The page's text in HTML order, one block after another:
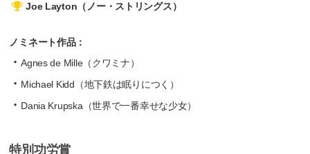
Joe Layton（ノー・ストリングス）
ノミネート作品：
Agnes de Mille（クワミナ）
Michael Kidd（地下鉄は眠りにつく）
Dania Krupska（世界で一番幸せな少女）
特別功労賞